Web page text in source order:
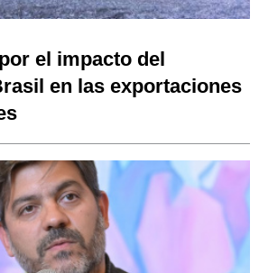
el impacto del
en las exportaciones